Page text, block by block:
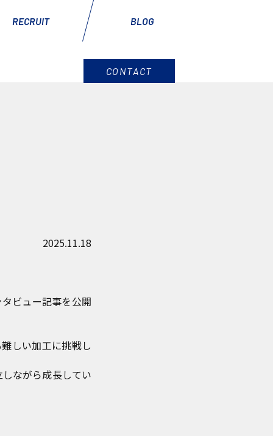
CONTACT
RECRUIT BLOG
2025.11.18
ビュー記事を公開
しい加工に挑戦し
ながら成長してい